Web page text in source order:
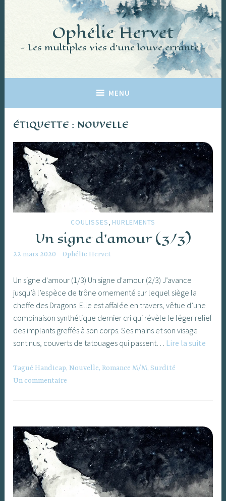
principal
Ophélie Hervet
Les multiples vies d'une louve errante
MENU
ÉTIQUETTE : NOUVELLE
COULISSES, HURLEMENTS
Un signe d’amour (3/3)
22 mars 2020 Ophélie Hervet
Un signe d'amour (1/3) Un signe d'amour (2/3) J’avance
jusqu’à l’espèce de trône ornementé sur lequel siège la
cheffe des Dragons. Elle est affalée en travers, vêtue d’une
combinaison synthétique dernier cri qui révèle le léger relief
des implants greffés à son corps. Ses mains et son visage
sont nus, couverts de tatouages qui passent… Lire la suite
TaguéHandicap,Nouvelle,Romance M/M,Surdité
Un commentaire